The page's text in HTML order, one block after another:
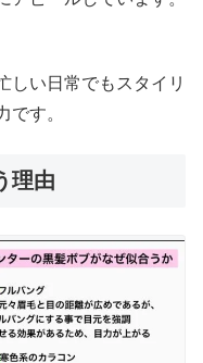
しい日常でもスタイリ
です。
理由